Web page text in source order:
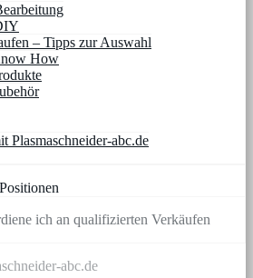
– Tipps zur Auswahl
How
Plasmaschneider-abc.de
ich an qualifizierten Verkäufen
abc.de